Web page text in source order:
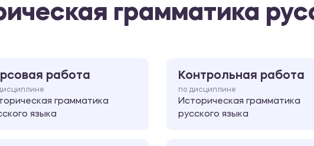
грамматика
работа
грамматика
языка
Контрольная работа
по дисциплине
Историческая грамматика
русского языка